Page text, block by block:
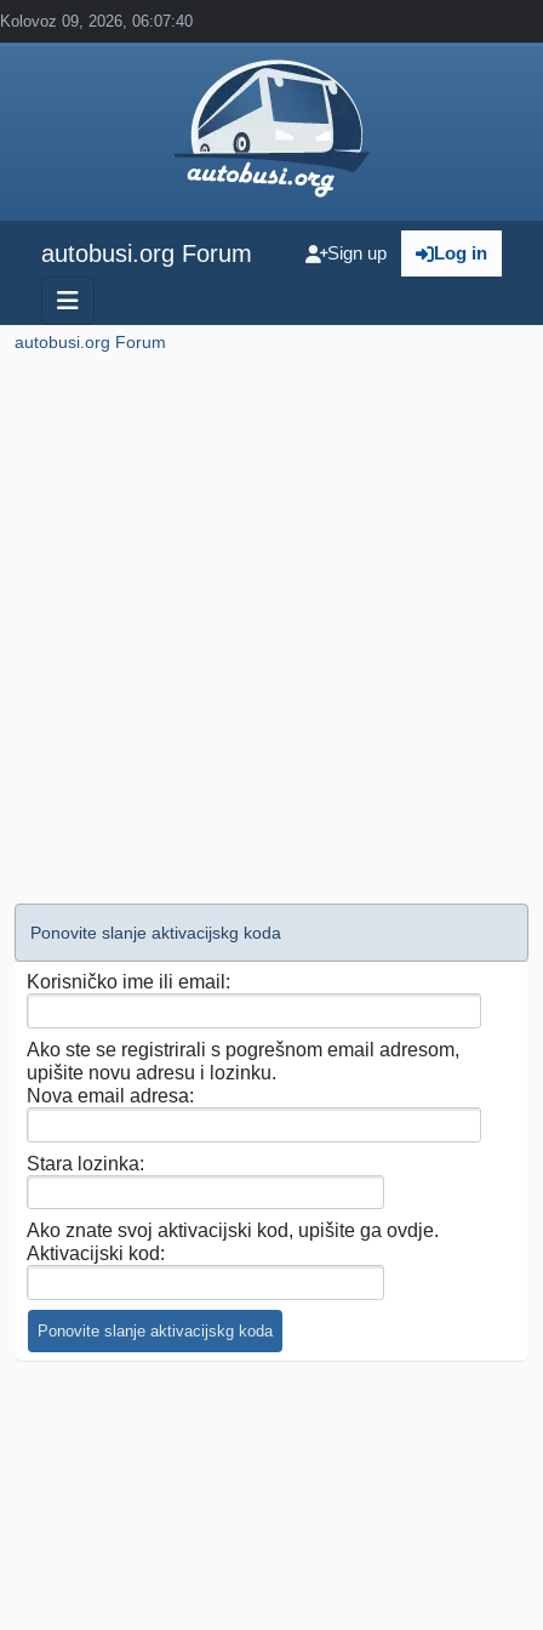
Kolovoz 09, 2026, 06:07:40
autobusi.org Forum Log in
Sign up
autobusi.org Forum
Ponovite slanje aktivacijskg koda
Korisničko ime ili email:
Ako ste se registrirali s pogrešnom email adresom,
upišite novu adresu i lozinku.
Nova email adresa:
Stara lozinka:
Ako znate svoj aktivacijski kod, upišite ga ovdje.
Aktivacijski kod: